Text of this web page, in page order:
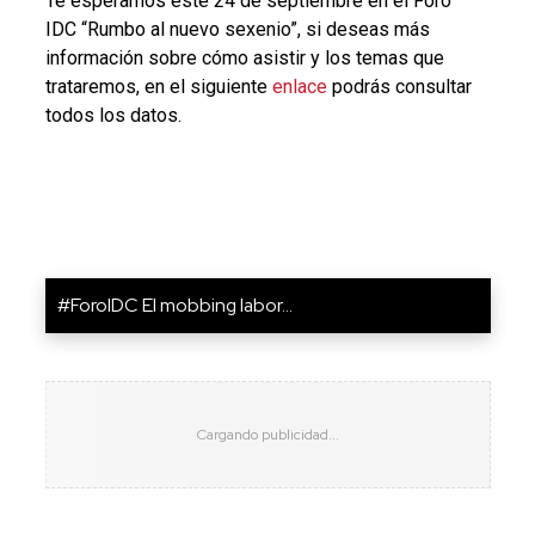
IDC “Rumbo al nuevo sexenio”, si deseas más
información sobre cómo asistir y los temas que
trataremos, en el siguiente enlacepodrás consultar
todos los datos.
#ForoIDC El mobbing labor...